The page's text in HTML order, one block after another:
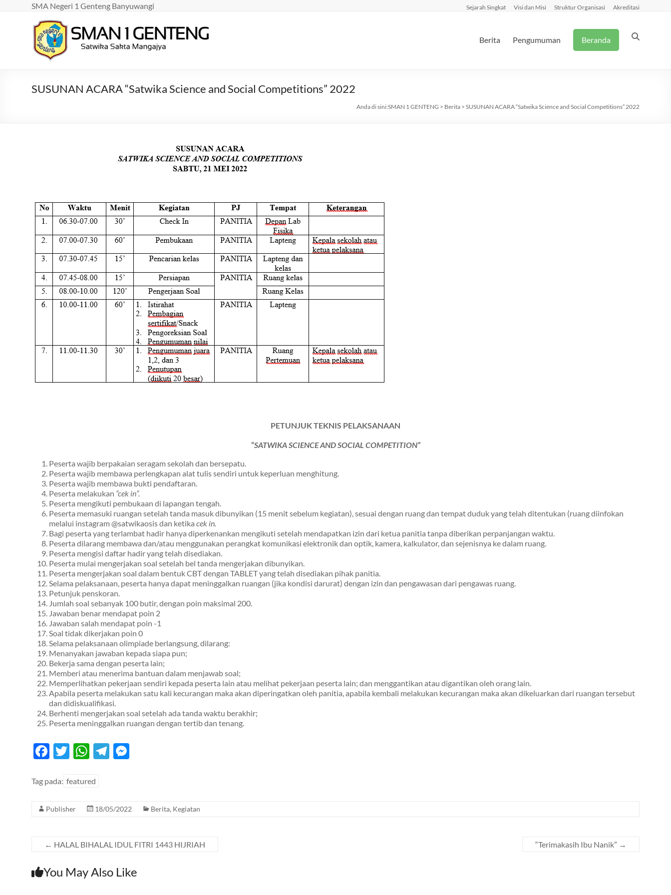
SMA Negeri 1 Genteng Banyuwangi Sejarah Singkat Visi dan Misi Struktur Organisasi Akreditasi
SMAN
1
Satwika
Berita Pengumuman Beranda
SUSUNAN ACARA “Satwika Science and Social Competitions” 2022
Anda di sini:SMAN 1 GENTENG > Berita > SUSUNAN ACARA “Satwika Science and Social Competitions” 2022
PETUNJUK TEKNIS PELAKSANAAN
“SATWIKA SCIENCE AND SOCIAL COMPETITION”
Peserta wajib berpakaian seragam sekolah dan bersepatu.
Peserta wajib membawa perlengkapan alat tulis sendiri untuk keperluan menghitung.
Peserta wajib membawa bukti pendaftaran.
Peserta melakukan “cek in”.
Peserta mengikuti pembukaan di lapangan tengah.
Peserta memasuki ruangan setelah tanda masuk dibunyikan (15 menit sebelum kegiatan), sesuai dengan ruang dan tempat duduk yang telah ditentukan (ruang diinfokan
melalui instagram @satwikaosis dan ketika cek in.
Bagi peserta yang terlambat hadir hanya diperkenankan mengikuti setelah mendapatkan izin dari ketua panitia tanpa diberikan perpanjangan waktu.
Peserta dilarang membawa dan/atau menggunakan perangkat komunikasi elektronik dan optik, kamera, kalkulator, dan sejenisnya ke dalam ruang.
Peserta mengisi daftar hadir yang telah disediakan.
Peserta mulai mengerjakan soal setelah bel tanda mengerjakan dibunyikan.
Peserta mengerjakan soal dalam bentuk CBT dengan TABLET yang telah disediakan pihak panitia.
Selama pelaksanaan, peserta hanya dapat meninggalkan ruangan (jika kondisi darurat) dengan izin dan pengawasan dari pengawas ruang.
Petunjuk penskoran.
Jumlah soal sebanyak 100 butir, dengan poin maksimal 200.
Jawaban benar mendapat poin 2
Jawaban salah mendapat poin -1
Soal tidak dikerjakan poin 0
Selama pelaksanaan olimpiade berlangsung, dilarang:
Menanyakan jawaban kepada siapa pun;
Bekerja sama dengan peserta lain;
Memberi atau menerima bantuan dalam menjawab soal;
Memperlihatkan pekerjaan sendiri kepada peserta lain atau melihat pekerjaan peserta lain; dan menggantikan atau digantikan oleh orang lain.
Apabila peserta melakukan satu kali kecurangan maka akan diperingatkan oleh panitia, apabila kembali melakukan kecurangan maka akan dikeluarkan dari ruangan tersebut
dan didiskualifikasi.
Berhenti mengerjakan soal setelah ada tanda waktu berakhir;
Peserta meninggalkan ruangan dengan tertib dan tenang.
F
e
o
k
T
itt
W
at
A
p
T
a
g
Tag pada: featured
Publisher 18/05/2022 Berita, Kegiatan
← HALAL BIHALAL IDUL FITRI 1443 HIJRIAH “Terimakasih Ibu Nanik” →
You May Also Like